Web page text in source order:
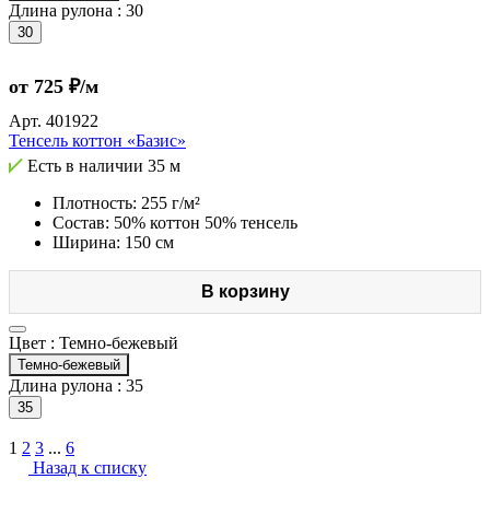
Длина рулона : 30
30
от 725 ₽/м
Арт. 401922
Тенсель коттон «Базис»
Есть в наличии 35 м
Плотность: 255 г/м²
Состав: 50% коттон 50% тенсель
Ширина: 150 см
В корзину
Цвет : Темно-бежевый
Темно-бежевый
Длина рулона : 35
35
1 2 3 ... 6
Назад к списку